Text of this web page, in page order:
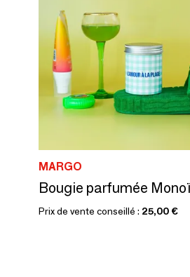
MARGO
Prix de vente conseillé : 25,00 €